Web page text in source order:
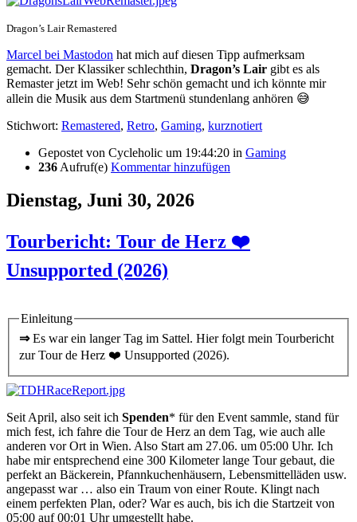
Dragon’s Lair Remastered
Marcel bei Mastodon hat mich auf diesen Tipp aufmerksam
gemacht. Der Klassiker schlechthin, Dragon’s Lair gibt es als
Remaster jetzt im Web! Sehr schön gemacht und ich könnte mir
allein die Musik aus dem Startmenü stundenlang anhören 😅
Stichwort: Remastered, Retro, Gaming, kurznotiert
Gepostet von Cycleholic um 19:44:20 in Gaming
236 Aufruf(e) Kommentar hinzufügen
Dienstag, Juni 30, 2026
Tourbericht: Tour de Herz ❤️
Unsupported (2026)
Einleitung
⇒Es war ein langer Tag im Sattel. Hier folgt mein Tourbericht
zur Tour de Herz ❤️ Unsupported (2026).
Seit April, also seit ich Spenden* für den Event sammle, stand für
mich fest, ich fahre die Tour de Herz an dem Tag, wie auch alle
anderen vor Ort in Wien. Also Start am 27.06. um 05:00 Uhr. Ich
habe mir entsprechend eine 300 Kilometer lange Tour gebaut, die
perfekt an Bäckerein, Pfannkuchenhäusern, Lebensmittelläden usw.
angepasst war … also ein Traum von einer Route. Klingt nach
einem perfekten Plan, oder? War es auch, bis ich die Startzeit von
05:00 auf 00:01 Uhr umgestellt habe.